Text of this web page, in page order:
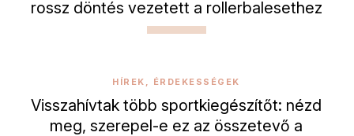
rossz döntés vezetett a rollerbalesethez
HÍREK, ÉRDEKESSÉGEK
Visszahívtak több sportkiegészítőt: nézd
meg, szerepel-e ez az összetevő a